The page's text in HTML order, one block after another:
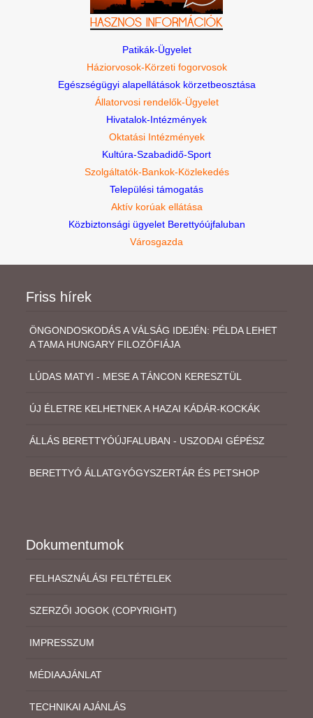
Patikák-Ügyelet
Háziorvosok-Körzeti fogorvosok
Egészségügyi alapellátások körzetbeosztása
Állatorvosi rendelők-Ügyelet
Hivatalok-Intézmények
Oktatási Intézmények
Kultúra-Szabadidő-Sport
Szolgáltatók-Bankok-Közlekedés
Települési támogatás
Aktív korúak ellátása
Közbiztonsági ügyelet Berettyóújfaluban
Városgazda
Friss hírek
ÖNGONDOSKODÁS A VÁLSÁG IDEJÉN: PÉLDA LEHET
A TAMA HUNGARY FILOZÓFIÁJA
LÚDAS MATYI - MESE A TÁNCON KERESZTÜL
ÚJ ÉLETRE KELHETNEK A HAZAI KÁDÁR-KOCKÁK
ÁLLÁS BERETTYÓÚJFALUBAN - USZODAI GÉPÉSZ
BERETTYÓ ÁLLATGYÓGYSZERTÁR ÉS PETSHOP
Dokumentumok
FELHASZNÁLÁSI FELTÉTELEK
SZERZŐI JOGOK (COPYRIGHT)
IMPRESSZUM
MÉDIAAJÁNLAT
TECHNIKAI AJÁNLÁS